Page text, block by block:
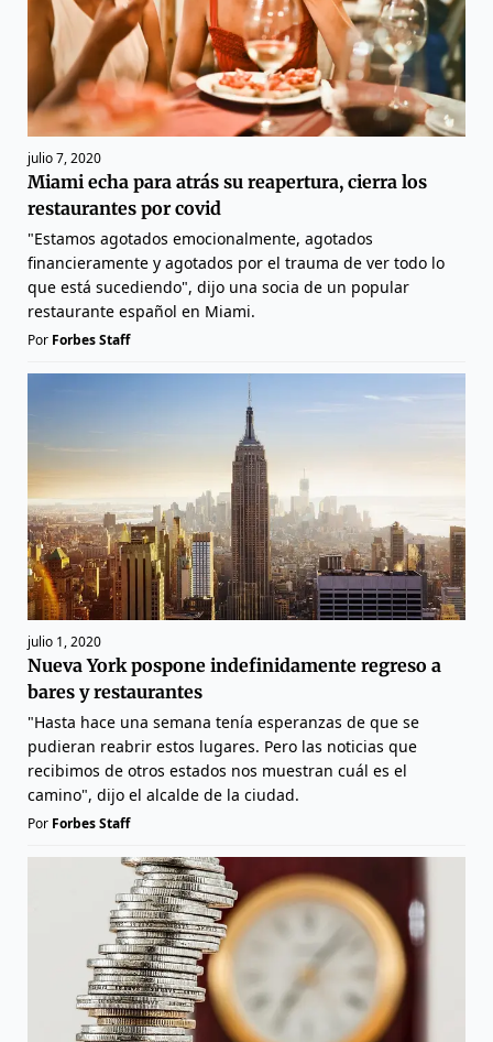
julio 7, 2020
Miami echa para atrás su reapertura, cierra los
restaurantes por covid
"Estamos agotados emocionalmente, agotados
financieramente y agotados por el trauma de ver todo lo
que está sucediendo", dijo una socia de un popular
restaurante español en Miami.
Por Forbes Staff
julio 1, 2020
Nueva York pospone indefinidamente regreso a
bares y restaurantes
"Hasta hace una semana tenía esperanzas de que se
pudieran reabrir estos lugares. Pero las noticias que
recibimos de otros estados nos muestran cuál es el
camino", dijo el alcalde de la ciudad.
Por Forbes Staff